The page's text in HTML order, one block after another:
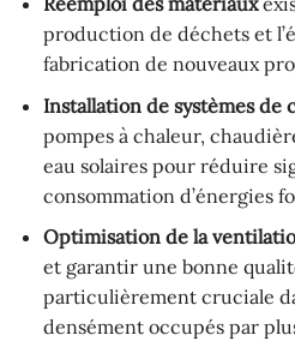
production de déchets et
fabrication de nouveaux
Installation de systèmes de
pompes à chaleur,
eau solaires pour réduire
consommation d’énergies
Optimisation de la
et garantir une bonne
particulièrement cruciale
densément occupés par